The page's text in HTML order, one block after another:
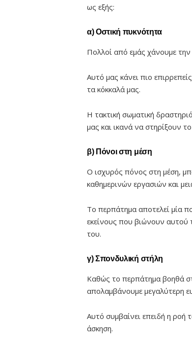
ως εξής:
α) Οστική πυκνότητα
Πολλοί από εμάς χάνουμε
Αυτό μας κάνει πιο
τα κόκκαλά μας.
Η τακτική σωματική
μας και ικανά να στηρίξουν
β) Πόνοι στη μέση
Ο ισχυρός πόνος στη μέση,
καθημερινών εργασιών και
Το περπάτημα αποτελεί μία
εκείνους που βιώνουν αυτού
του.
γ) Σπονδυλική στήλη
Καθώς το περπάτημα βοηθά
απολαμβάνουμε μεγαλύτερη
Αυτό συμβαίνει επειδή η ροή
άσκηση.